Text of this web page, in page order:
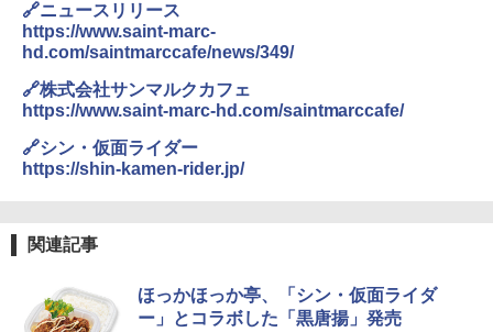
3
【セット買い】 [山善] スチームオーブン
人暮らし フラットテーブル グレー YRZ-
WF150TV(H) + 炊飯器 5.5合 マイコン式
￥34,280
4
0℃ 1段調理 フラットテーブル 電子レン
ジ 赤外線センサー ノンフライ調理 簡単
お手入れ 小型 新生活 一人暮らし 二人暮
🔗ニュースリリース
https://www.saint-marc-
hd.com/saintmarccafe/news/349/
🔗株式会社サンマルクカフェ
https://www.saint-marc-hd.com/saintmarccafe/
🔗シン・仮面ライダー
https://shin-kamen-rider.jp/
関連記事
ほっかほっか亭、「シン・仮面ライダ
ー」とコラボした「黒唐揚」発売